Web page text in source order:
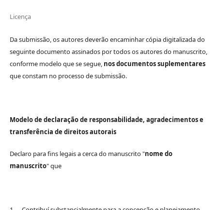
Licença
Da submissão, os autores deverão encaminhar cópia digitalizada do
seguinte documento assinados por todos os autores do manuscrito,
conforme modelo que se segue, nos documentos suplementares
que constam no processo de submissão.
Modelo de declaração de responsabilidade, agradecimentos e
transferência de direitos autorais
Declaro para fins legais a cerca do manuscrito "nome do
manuscrito" que